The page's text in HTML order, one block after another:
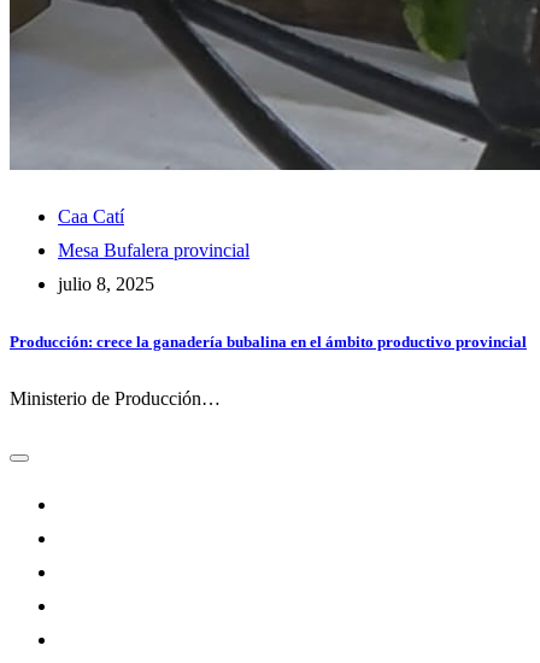
Caa Catí
Mesa Bufalera provincial
julio 8, 2025
Producción: crece la ganadería bubalina en el ámbito productivo provincial
Ministerio de Producción…